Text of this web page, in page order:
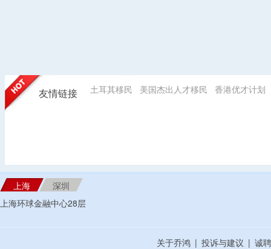
友情链接 土耳其移民 美国杰出人才移民 香港优才计划
上海
深圳
上海环球金融中心28层
关于乔鸿 | 投诉与建议 | 诚